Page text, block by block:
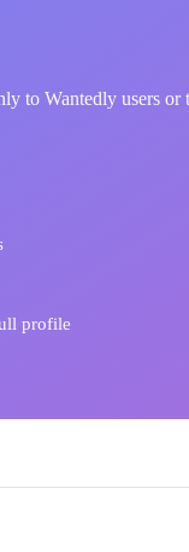
to Wantedly users or
profile